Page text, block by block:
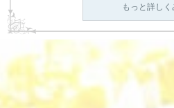
もっと詳しく